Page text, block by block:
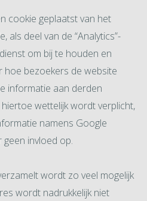
cookie geplaatst van het
als deel van de “Analytics”-
om bij te houden en
hoe bezoekers de website
informatie aan derden
wettelijk wordt verplicht,
namens Google
geen invloed op.
wordt zo veel mogelijk
wordt nadrukkelijk niet